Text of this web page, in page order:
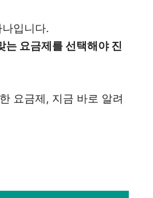
입니다.
는 요금제를 선택해야 진
요금제, 지금 바로 알려